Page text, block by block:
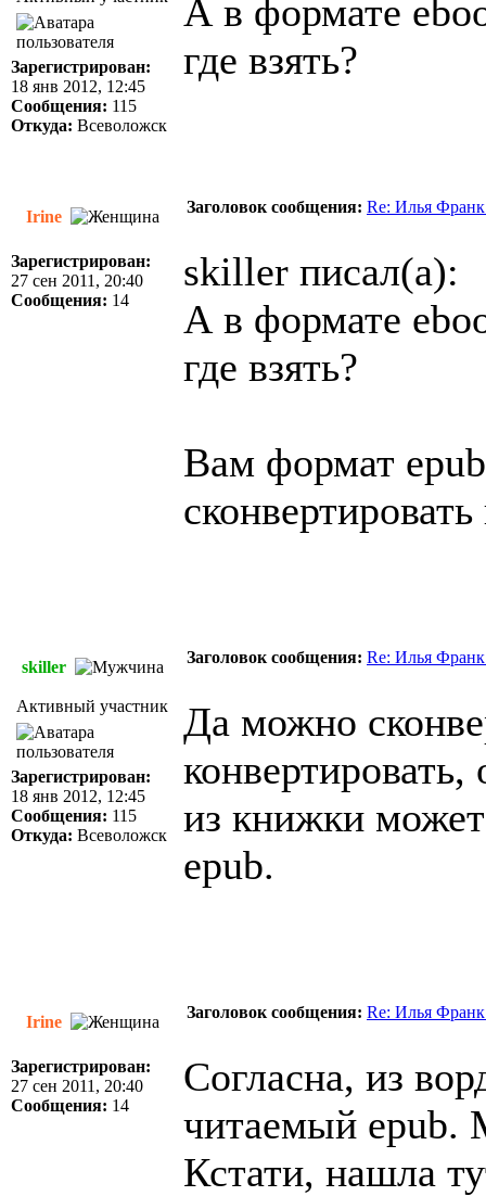
Зарегистрирован:
18 янв 2012, 12:45
Сообщения: 115
Откуда: Всеволожск
А в формате
где взять?
Irine
Заголовок сообщения: Re: Илья
Зарегистрирован:
27 сен 2011, 20:40
Сообщения: 14
skiller писал(а):
А в формате
где взять?
Вам формат
skiller
Заголовок сообщения: Re: Илья
Активный участник
Зарегистрирован:
18 янв 2012, 12:45
Сообщения: 115
Откуда: Всеволожск
Да можно
из книжки
epub.
Irine
Заголовок сообщения: Re: Илья
Зарегистрирован:
27 сен 2011, 20:40
Сообщения: 14
Согласна, из
читаемый epub.
Кстати, нашла